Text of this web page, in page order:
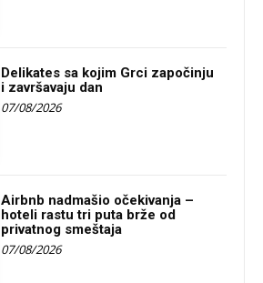
Delikates sa kojim Grci započinju
i završavaju dan
07/08/2026
Airbnb nadmašio očekivanja –
hoteli rastu tri puta brže od
privatnog smeštaja
07/08/2026